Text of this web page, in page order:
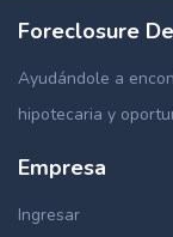
Foreclosure
Ayudándole a
hipotecaria y
Empresa
Ingresar